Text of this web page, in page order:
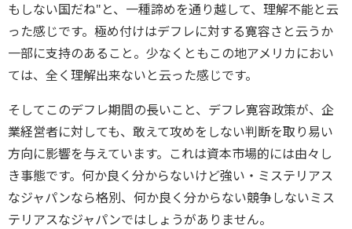
もしない国だね"と、一種諦めを通り越して、理解不能と云
った感じです。極め付けはデフレに対する寛容さと云うか
一部に支持のあること。少なくともこの地アメリカにおい
ては、全く理解出来ないと云った感じです。
そしてこのデフレ期間の長いこと、デフレ寛容政策が、企
業経営者に対しても、敢えて攻めをしない判断を取り易い
方向に影響を与えています。これは資本市場的には由々し
き事態です。何か良く分からないけど強い・ミステリアス
なジャパンなら格別、何か良く分からない競争しないミス
テリアスなジャパンではしょうがありません。